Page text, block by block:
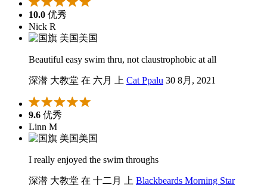
10.0 优秀
Nick R
美国
Beautiful easy swim thru, not claustrophobic at all
深潜 大教堂 在 六月 上 Cat Ppalu 30 8月, 2021
9.6 优秀
Linn M
美国
I really enjoyed the swim throughs
深潜 大教堂 在 十二月 上 Blackbeards Morning Star